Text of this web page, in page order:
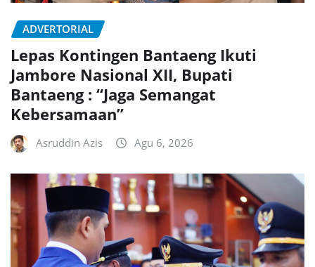
ADVERTORIAL
Lepas Kontingen Bantaeng Ikuti
Jambore Nasional XII, Bupati
Bantaeng : “Jaga Semangat
Kebersamaan”
Asruddin Azis Agu 6, 2026